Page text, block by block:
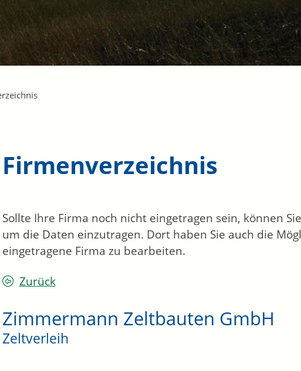
Firmenverzeichnis
Sollte Ihre Firma noch nicht eingetragen sein, können
um die Daten einzutragen. Dort haben Sie auch die
eingetragene Firma zu bearbeiten.
Zurück
Zimmermann Zeltbauten GmbH
Zeltverleih